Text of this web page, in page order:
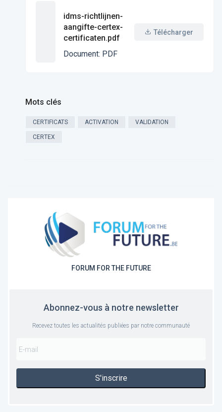
idms-richtlijnen-
aangifte-certex-
certificaten.pdf
Document: PDF
Télécharger
Mots clés
CERTIFICATS ACTIVATION VALIDATION
CERTEX
FORUM FOR THE FUTURE
Abonnez-vous à notre newsletter
Recevez toutes les actualités publiées par notre communauté
S'inscrire